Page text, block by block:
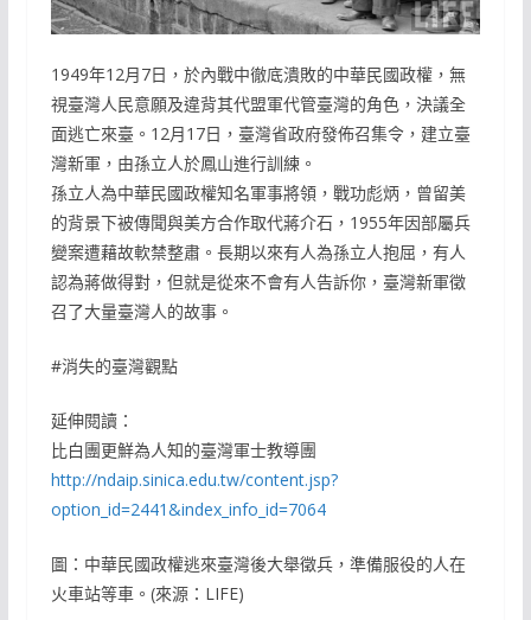
1949年12月7日，於內戰中徹底潰敗的中華民國政權，無
視臺灣人民意願及違背其代盟軍代管臺灣的角色，決議全
面逃亡來臺。12月17日，臺灣省政府發佈召集令，建立臺
灣新軍，由孫立人於鳳山進行訓練。
孫立人為中華民國政權知名軍事將領，戰功彪炳，曾留美
的背景下被傳聞與美方合作取代蔣介石，1955年因部屬兵
變案遭藉故軟禁整肅。長期以來有人為孫立人抱屈，有人
認為蔣做得對，但就是從來不會有人告訴你，臺灣新軍徵
召了大量臺灣人的故事。
#消失的臺灣觀點
延伸閱讀：
比白團更鮮為人知的臺灣軍士教導團
http://ndaip.sinica.edu.tw/content.jsp?
option_id=2441&index_info_id=7064
圖：中華民國政權逃來臺灣後大舉徵兵，準備服役的人在
火車站等車。(來源：LIFE)